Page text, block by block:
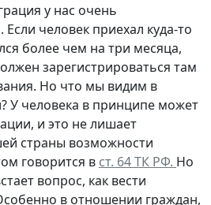
у нас очень
Если человек приехал куда-то
более чем на три месяца,
зарегистрироваться там
Но что мы видим в
У человека в принципе может
и это не лишает
страны возможности
говорится в ст. 64 ТК РФ. Но
вопрос, как вести
в отношении граждан,